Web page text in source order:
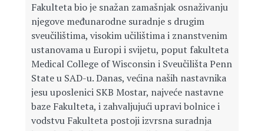
Fakulteta bio je snažan zamašnjak osnaživanju
njegove međunarodne suradnje s drugim
sveučilištima, visokim učilištima i znanstvenim
ustanovama u Europi i svijetu, poput fakulteta
Medical College of Wisconsin i Sveučilišta Penn
State u SAD-u. Danas, većina naših nastavnika
jesu uposlenici SKB Mostar, najveće nastavne
baze Fakulteta, i zahvaljujući upravi bolnice i
vodstvu Fakulteta postoji izvrsna suradnja